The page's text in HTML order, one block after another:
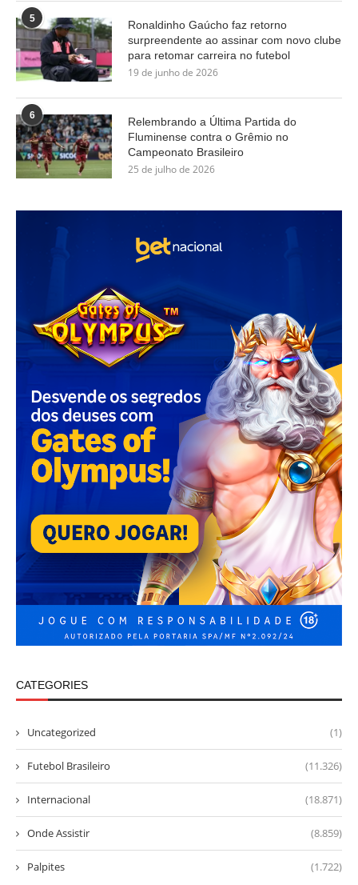
5
Ronaldinho Gaúcho faz retorno
surpreendente ao assinar com novo clube
para retomar carreira no futebol
19 de junho de 2026
6
Relembrando a Última Partida do
Fluminense contra o Grêmio no
Campeonato Brasileiro
25 de julho de 2026
CATEGORIES
Uncategorized (1)
Futebol Brasileiro (11.326)
Internacional (18.871)
Onde Assistir (8.859)
Palpites (1.722)